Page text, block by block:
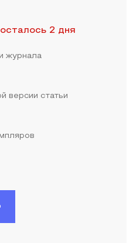
осталось 2 дня
журнала
версии статьи